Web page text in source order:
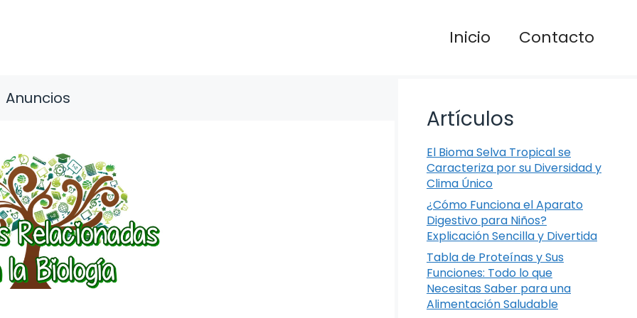
Inicio Contacto
Anuncios
Artículos
El Bioma Selva Tropical se
Caracteriza por su Diversidad y
Clima Único
¿Cómo Funciona el Aparato
Digestivo para Niños?
Explicación Sencilla y Divertida
Tabla de Proteínas y Sus
Funciones: Todo lo que
Necesitas Saber para una
Alimentación Saludable